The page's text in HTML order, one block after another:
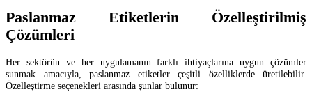
Paslanmaz Etiketlerin Özelleştirilmiş
Çözümleri
Her sektörün ve her uygulamanın farklı ihtiyaçlarına uygun çözümler
sunmak amacıyla, paslanmaz etiketler çeşitli özelliklerde üretilebilir.
Özelleştirme seçenekleri arasında şunlar bulunur: